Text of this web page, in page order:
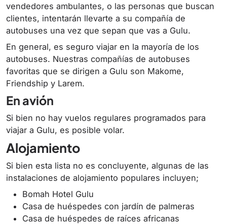
vendedores ambulantes, o las personas que buscan
clientes, intentarán llevarte a su compañía de
autobuses una vez que sepan que vas a Gulu.
En general, es seguro viajar en la mayoría de los
autobuses. Nuestras compañías de autobuses
favoritas que se dirigen a Gulu son Makome,
Friendship y Larem.
En avión
Si bien no hay vuelos regulares programados para
viajar a Gulu, es posible volar.
Alojamiento
Si bien esta lista no es concluyente, algunas de las
instalaciones de alojamiento populares incluyen;
Bomah Hotel Gulu
Casa de huéspedes con jardín de palmeras
Casa de huéspedes de raíces africanas